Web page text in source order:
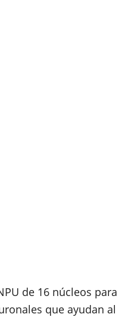
de 16 núcleos para
que ayudan al